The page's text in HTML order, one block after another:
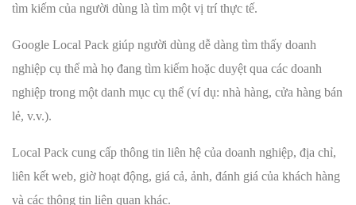
tìm kiếm của người dùng là tìm một vị trí thực tế.
Google Local Pack giúp người dùng dễ dàng tìm thấy doanh
nghiệp cụ thể mà họ đang tìm kiếm hoặc duyệt qua các doanh
nghiệp trong một danh mục cụ thể (ví dụ: nhà hàng, cửa hàng bán
lẻ, v.v.).
Local Pack cung cấp thông tin liên hệ của doanh nghiệp, địa chỉ,
liên kết web, giờ hoạt động, giá cả, ảnh, đánh giá của khách hàng
và các thông tin liên quan khác.